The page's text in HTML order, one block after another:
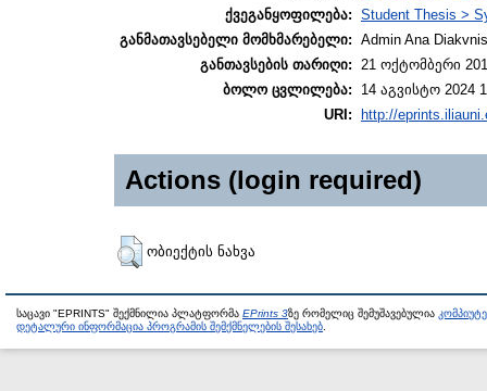
ქვეგანყოფილება: Student Thesis >
განმათავსებელი მომხმარებელი: Admin Ana
განთავსების თარიღი: 21 ოქტომბერი
ბოლო ცვლილება:
14 აგვისტო 2024
URI:
http://
Actions (login required)
ობიექტის ნახვა
საცავი "EPRINTS" შექმნილია პლატფორმა EPrints 3ზე რომელიც შემუშავებულია
დეტალური ინფორმაცია პროგრამის შემქმნელების შესახებ.